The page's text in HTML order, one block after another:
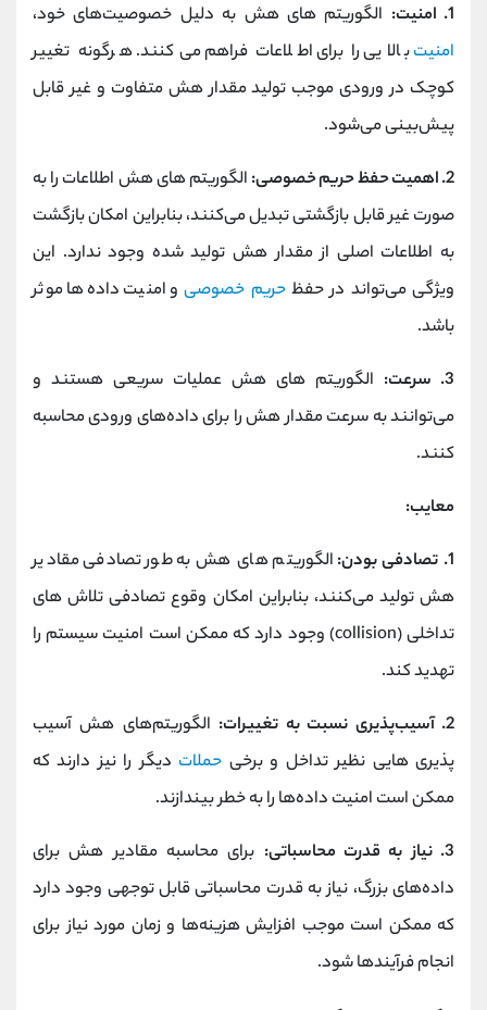
1. امنیت:
الگوریتم‌ های هش به دلیل خصوصیت‌های خود،
امنیتبالایی را برای اطلاعات فراهم می‌کنند. هرگونه تغییر
کوچک در ورودی موجب تولید مقدار هش متفاوت و غیر قابل
پیش‌بینی می‌شود.
2. اهمیت حفظ حریم خصوصی:
الگوریتم‌ های هش اطلاعات را به
صورت غیر قابل بازگشتی تبدیل می‌کنند، بنابراین امکان بازگشت
به اطلاعات اصلی از مقدار هش تولید شده وجود ندارد. این
ویژگی می‌تواند در حفظحریم خصوصیو امنیت داده‌ها موثر
باشد.
3. سرعت:
الگوریتم‌ های هش عملیات سریعی هستند و
می‌توانند به سرعت مقدار هش را برای داده‌های ورودی محاسبه
کنند.
معایب:
1. تصادفی بودن:
الگوریتم‌ های هش به طور تصادفی مقادیر
هش تولید می‌کنند، بنابراین امکان وقوع تصادفی تلاش‌ های
تداخلی (collision) وجود دارد که ممکن است امنیت سیستم را
تهدید کند.
2. آسیب‌پذیری نسبت به تغییرات:
الگوریتم‌های هش آسیب‌
پذیری‌ هایی نظیر تداخل و برخی حملات دیگر را نیز دارند که
ممکن است امنیت داده‌ها را به خطر بیندازند.
3. نیاز به قدرت محاسباتی:
برای محاسبه مقادیر هش برای
داده‌های بزرگ، نیاز به قدرت محاسباتی قابل توجهی وجود دارد
که ممکن است موجب افزایش هزینه‌ها و زمان مورد نیاز برای
انجام فرآیندها شود.